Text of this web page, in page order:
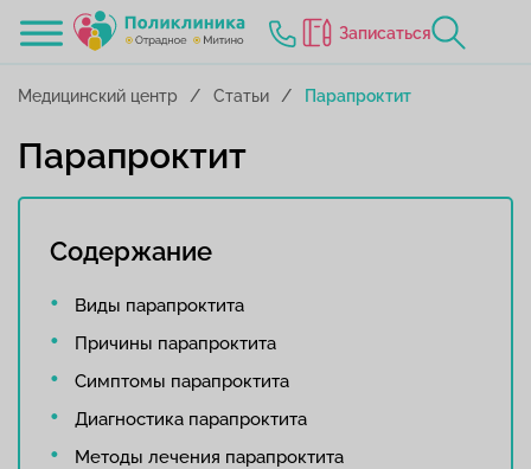
Записаться
Медицинский центр Статьи Парапроктит
Парапроктит
Содержание
Виды парапроктита
Причины парапроктита
Симптомы парапроктита
Диагностика парапроктита
Методы лечения парапроктита